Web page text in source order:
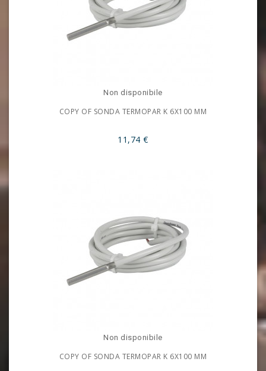
Non disponibile
COPY OF SONDA TERMOPAR K 6X100 MM
11,74 €
Non disponibile
COPY OF SONDA TERMOPAR K 6X100 MM